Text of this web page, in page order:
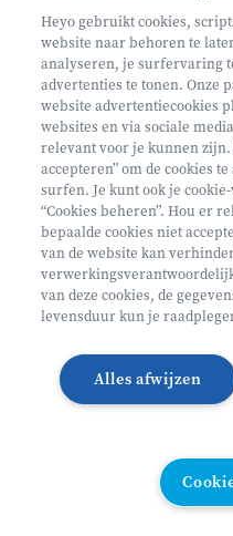
Mini
Oosterzele België
2 - 5 jaar
10/08 - 14/08
Zonder
Lees meer
LAATSTE PLAATSEN
Heyo gebruikt cookies,
website naar behoren te
analyseren, je surfervaring
advertenties te tonen. Onze
website advertentiecookies
websites en via sociale
relevant voor je kunnen zijn.
accepteren” om de cookies
surfen. Je kunt ook je
“Cookies beheren”. Hou er
bepaalde cookies niet
van de website kan
van deze cookies, de
levensduur kun je
Alles afwijzen